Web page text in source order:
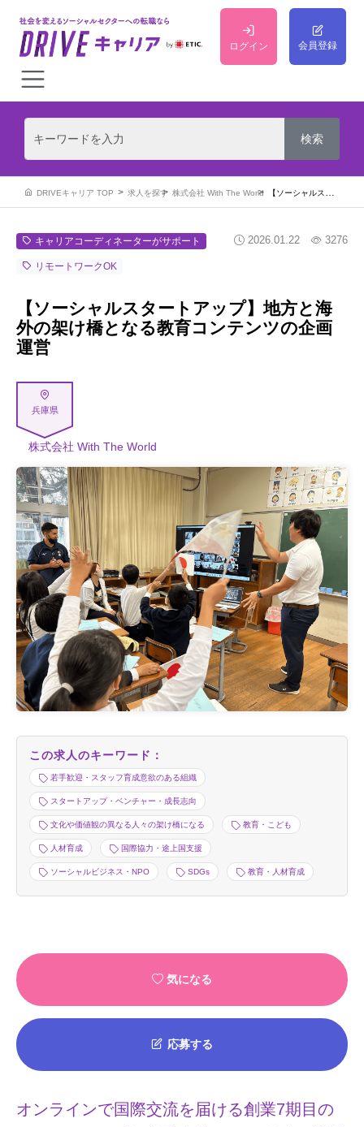
ログイン 会員登録
DRIVEキャリア TOP 求人を探す 株式会社 With The World 【ソーシャルスタートアップ】地方と海外の架け橋となる教育コンテンツの企画運営
キャリアコーディネーターがサポート
リモートワークOK
2026.01.22 3276
【ソーシャルスタートアップ】地方と海
外の架け橋となる教育コンテンツの企画
運営
兵庫県
株式会社 With The World
この求人のキーワード：
若手歓迎・スタッフ育成意欲のある組織
スタートアップ・ベンチャー・成長志向
文化や価値観の異なる人々の架け橋になる 教育・こども
人材育成 国際協力・途上国支援
ソーシャルビジネス・NPO SDGs 教育・人材育成
気になる
応募する
オンラインで国際交流を届ける創業7期目の